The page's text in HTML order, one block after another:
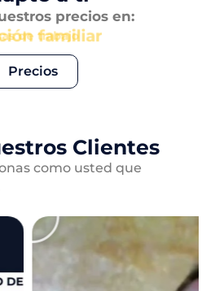
precios en:
familiar
Precios
Clientes
como usted que